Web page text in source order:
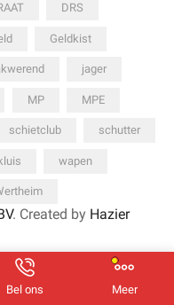
DRS
Geldkist
jager
MP MPE
schietclub schutter
wapen
. Created by Hazier
Bel ons Meer
Frans)